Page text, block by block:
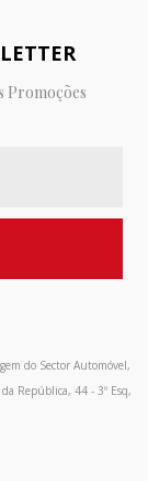
Promoções
do Sector Automóvel,
República, 44 - 3º Esq,